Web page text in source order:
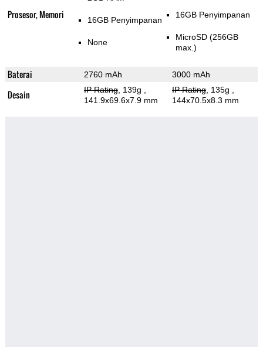
Prosesor, Memori 16GB Penyimpanan
None
16GB Penyimpanan
MicroSD (256GB
max.)
Baterai 2760 mAh 3000 mAh
Desain IP Rating, 139g
141.9x69.6x7.9 mm
IP Rating, 135g
144x70.5x8.3 mm